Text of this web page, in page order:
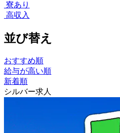
寮あり
高収入
並び替え
おすすめ順
給与が高い順
新着順
シルバー求人